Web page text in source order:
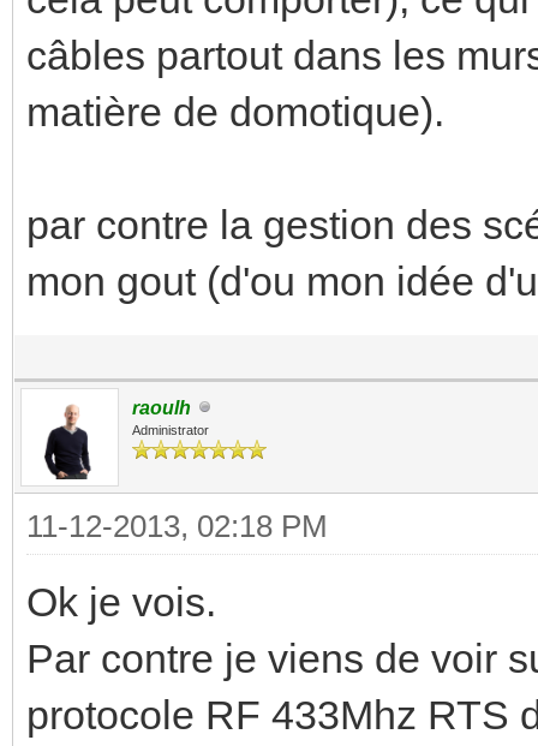
câbles partout dans les
matière de domotique).
par contre la gestion des
mon gout (d'ou mon idée
raoulh
Administrator
11-12-2013, 02:18 PM
Ok je vois.
Par contre je viens de voir
protocole RF 433Mhz RTS